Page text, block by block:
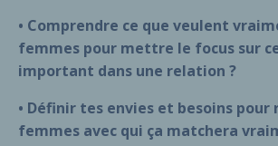
• Comprendre ce que veulent
femmes pour mettre le focus sur
important dans une relation ?
• Définir tes envies et besoins
femmes avec qui ça matchera